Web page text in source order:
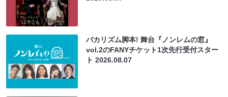
バカリズム脚本! 舞台『ノンレムの窓』
vol.2のFANYチケット1次先行受付スター
ト2026.08.07